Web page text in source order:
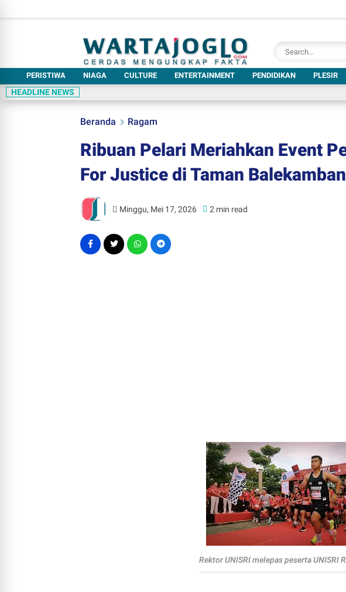
PERISTIWA NIAGA CULTURE ENTERTAINMENT PENDIDIKAN PLESIR
HEADLINE NEWS
Beranda Ragam
Ribuan Pelari Meriahkan Event
For Justice di Taman
Minggu, Mei 17, 2026 2 min read
Rektor UNISRI melepas peserta UNISRI